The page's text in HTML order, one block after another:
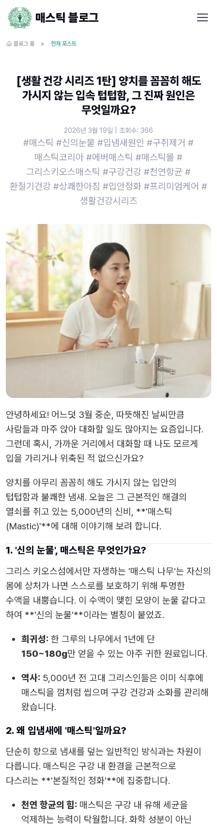
매스틱 블로그
블로그 홈 현재 포스트
[생활 건강 시리즈 1탄] 양치를 꼼꼼히 해도
가시지 않는 입속 텁텁함, 그 진짜 원인은
무엇일까요?
2026년 3월 19일 | 조회수: 366
#매스틱 #신의눈물 #입냄새원인 #구취제거 #
매스틱코리아 #에버매스틱 #매스틱몰 #
그리스키오스매스틱 #구강건강 #천연항균 #
환절기건강 #상쾌한아침 #입안정화 #프리미엄케어 #
생활건강시리즈
안녕하세요! 어느덧 3월 중순, 따뜻해진 날씨만큼
사람들과 마주 앉아 대화할 일도 많아지는 요즘입니다.
그런데 혹시, 가까운 거리에서 대화할 때 나도 모르게
입을 가리거나 위축된 적 없으신가요?
양치를 아무리 꼼꼼히 해도 가시지 않는 입안의
텁텁함과 불쾌한 냄새. 오늘은 그 근본적인 해결의
열쇠를 쥐고 있는 5,000년의 신비, **'매스틱
(Mastic)'**에 대해 이야기해 보려 합니다.
1. '신의 눈물', 매스틱은 무엇인가요?
그리스 키오스섬에서만 자생하는 '매스틱 나무'는 자신의
몸에 상처가 나면 스스로를 보호하기 위해 투명한
수액을 내뿜습니다. 이 수액이 맺힌 모양이 눈물 같다고
하여 **'신의 눈물'**이라는 별칭이 붙었죠.
희귀성: 한 그루의 나무에서 1년에 단
150~180g만 얻을 수 있는 아주 귀한 원료입니다.
역사: 5,000년 전 고대 그리스인들은 이미 식후에
매스틱을 껌처럼 씹으며 구강 건강과 소화를 관리해
왔습니다.
2. 왜 입냄새에 '매스틱'일까요?
단순히 향으로 냄새를 덮는 일반적인 방식과는 차원이
다릅니다. 매스틱은 구강 내 환경을 근본적으로
다스리는 **'본질적인 정화'**에 집중합니다.
천연 항균의 힘: 매스틱은 구강 내 유해 세균을
억제하는 능력이 탁월합니다. 화학 성분이 아닌